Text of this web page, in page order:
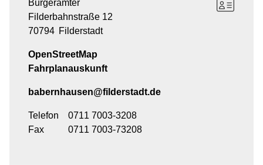
Bürgerämter
Filderbahnstraße 12
70794 Filderstadt
OpenStreetMap
Fahrplanauskunft
babernhausen@filderstadt.de
Telefon
0711 7003-3208
Fax
0711 7003-73208